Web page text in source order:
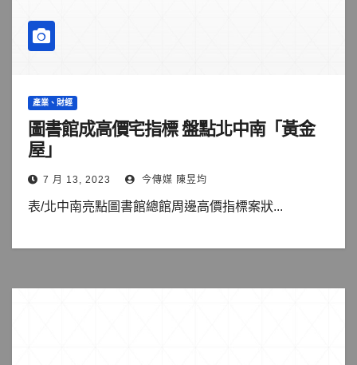
產業、財經
圖書館成高價宅指標 盤點北中南「黃金
屋」
7 月 13, 2023 今傳媒 陳昱均
表/北中南亮點圖書館總館周邊高價指標案狀...